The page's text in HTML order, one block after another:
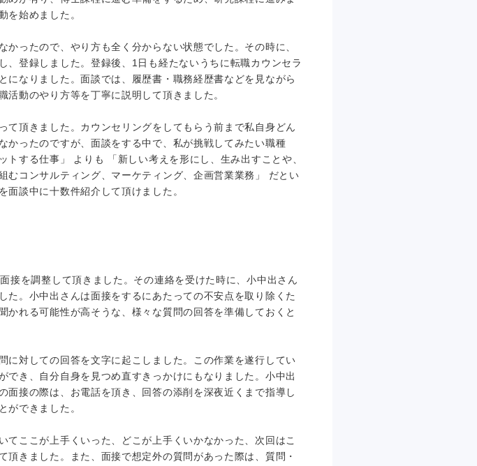
を始めました。
ったので、やり方も全く分からない状態でした。その時に、
登録しました。登録後、1日も経たないうちに転職カウンセラ
なりました。面談では、履歴書・職務経歴書などを見ながら
動のやり方等を丁寧に説明して頂きました。
て頂きました。カウンセリングをしてもらう前まで私自身どん
かったのですが、面談をする中で、私が挑戦してみたい職種
する仕事」 よりも 「新しい考えを形にし、生み出すことや、
コンサルティング、マーケティング、企画営業業務」 だとい
談中に十数件紹介して頂けました。
接を調整して頂きました。その連絡を受けた時に、小中出さん
。小中出さんは面接をするにあたっての不安点を取り除くた
れる可能性が高そうな、様々な質問の回答を準備しておくと
対しての回答を文字に起こしました。この作業を遂行してい
き、自分自身を見つめ直すきっかけにもなりました。小中出
接の際は、お電話を頂き、回答の添削を深夜近くまで指導し
ができました。
ここが上手くいった、どこが上手くいかなかった、次回はこ
きました。また、面接で想定外の質問があった際は、質問・